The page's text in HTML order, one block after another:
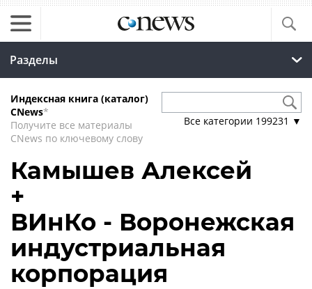
Разделы
Индексная книга (каталог)
CNews*
Получите все материалы
CNews по ключевому слову
Все категории 199231 ▼
Камышев Алексей
+
ВИнКо - Воронежская
индустриальная
корпорация